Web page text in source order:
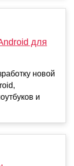
для
новой
и